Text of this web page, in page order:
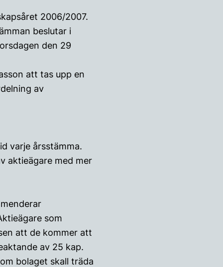
2006/2007.
beslutar i
den 29
att tas upp en
av
varje årsstämma.
aktieägare med mer
som
att de kommer att
av 25 kap.
bolaget skall träda